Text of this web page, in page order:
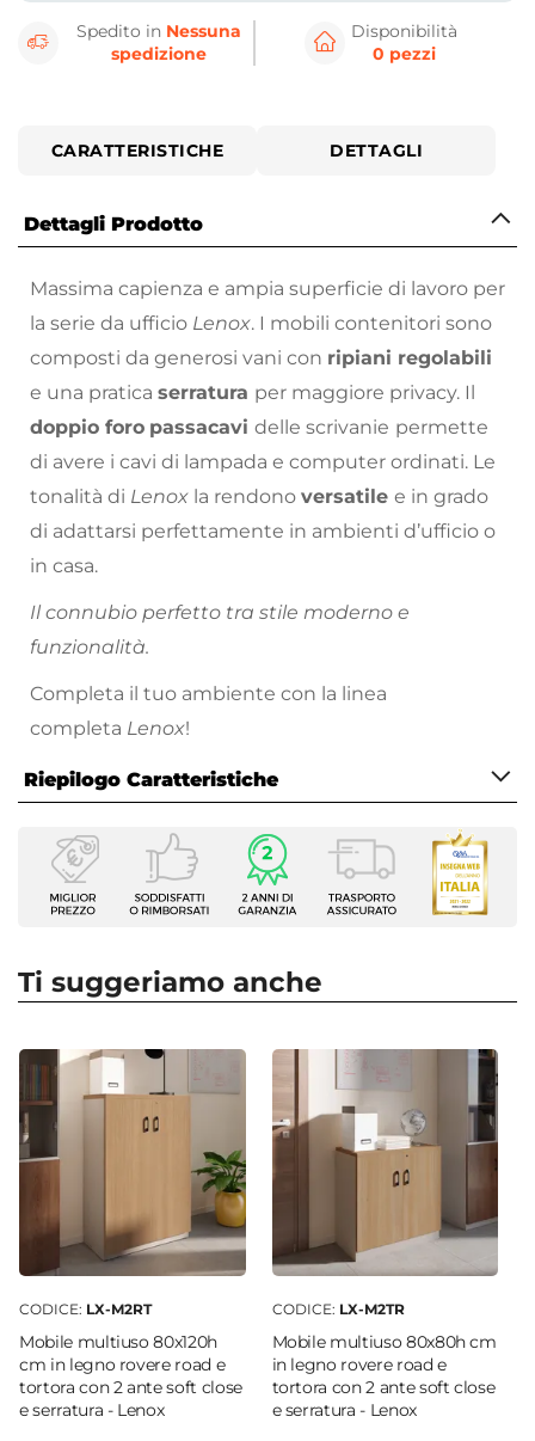
Spedito in Nessuna
spedizione
Disponibilità
0 pezzi
CARATTERISTICHE DETTAGLI
Dettagli Prodotto
Massima capienza e ampia superficie di lavoro per
la serie da ufficio Lenox. I mobili contenitori sono
composti da generosi vani con ripiani regolabili
e una pratica serratura per maggiore privacy. Il
doppio foro passacavi delle scrivanie permette
di avere i cavi di lampada e computer ordinati. Le
tonalità di Lenox la rendono versatile e in grado
di adattarsi perfettamente in ambienti d’ufficio o
in casa.
Il connubio perfetto tra stile moderno e
funzionalità.
Completa il tuo ambiente con la linea
completa Lenox!
Riepilogo Caratteristiche
Caratteristiche
Serie
Lenox
Altezza
Larghezza
80 cm
Profondità
40 cm
Ripiani|Ante
Colore Struttura
Trasparente | Rovere road
Materiale Ripiani
Fibra di legno
Ti suggeriamo anche
CODICE: LX-M2RT
Mobile multiuso 80x120h
cm in legno rovere road e
tortora con 2 ante soft close
e serratura - Lenox
CODICE: LX-M2TR
Mobile multiuso 80x80h cm
in legno rovere road e
tortora con 2 ante soft close
e serratura - Lenox